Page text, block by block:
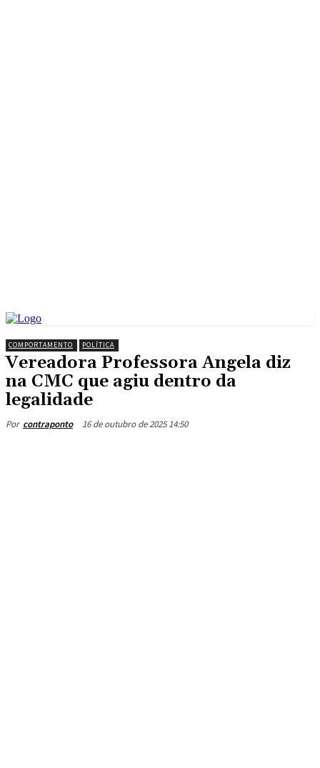
COMPORTAMENTO POLÍTICA
Vereadora Professora Angela diz
na CMC que agiu dentro da
legalidade
Por contraponto 16 de outubro de 2025 14:50